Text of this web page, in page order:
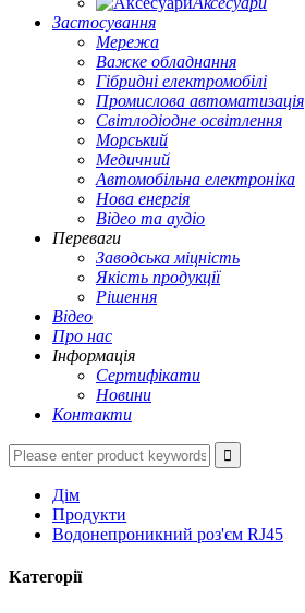
Застосування
Мережа
Важке обладнання
Гібридні електромобілі
Промислова автоматизація
Світлодіодне освітлення
Морський
Медичний
Автомобільна електроніка
Нова енергія
Відео та аудіо
Переваги
Заводська міцність
Якість продукції
Рішення
Відео
Про нас
Інформація
Сертифікати
Новини
Контакти
Дім
Продукти
Водонепроникний роз'єм RJ45
Категорії